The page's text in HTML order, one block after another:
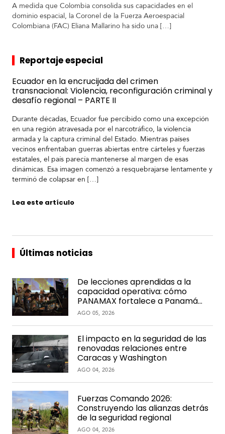
A medida que Colombia consolida sus capacidades en el
dominio espacial, la Coronel de la Fuerza Aeroespacial
Colombiana (FAC) Eliana Mallarino ha sido una […]
Reportaje especial
Ecuador en la encrucijada del crimen
transnacional: Violencia, reconfiguración criminal y
desafío regional – PARTE II
Durante décadas, Ecuador fue percibido como una excepción
en una región atravesada por el narcotráfico, la violencia
armada y la captura criminal del Estado. Mientras países
vecinos enfrentaban guerras abiertas entre cárteles y fuerzas
estatales, el país parecía mantenerse al margen de esas
dinámicas. Esa imagen comenzó a resquebrajarse lentamente y
terminó de colapsar en […]
Lea este artículo
Últimas noticias
De lecciones aprendidas a la
capacidad operativa: cómo
PANAMAX fortalece a Panamá
con el paso del tiempo
AGO 05, 2026
El impacto en la seguridad de las
renovadas relaciones entre
Caracas y Washington
AGO 04, 2026
Fuerzas Comando 2026:
Construyendo las alianzas detrás
de la seguridad regional
AGO 04, 2026